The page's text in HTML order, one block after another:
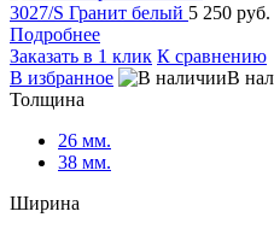
3027/S Гранит белый 5 250 руб.
Подробнее
Заказать в 1 клик К сравнению
В избранное
В
Толщина
26 мм.
38 мм.
Ширина